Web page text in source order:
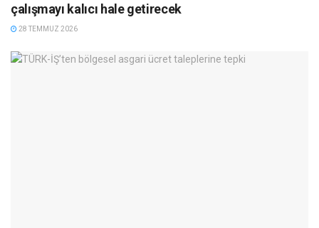
çalışmayı kalıcı hale getirecek
28 TEMMUZ 2026